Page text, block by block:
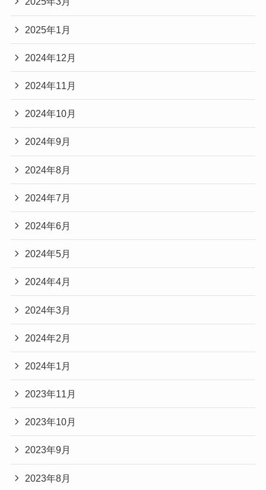
2025年1月
2024年12月
2024年11月
2024年10月
2024年9月
2024年8月
2024年7月
2024年6月
2024年5月
2024年4月
2024年3月
2024年2月
2024年1月
2023年11月
2023年10月
2023年9月
2023年8月